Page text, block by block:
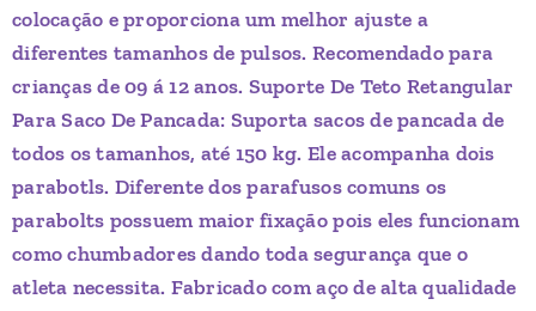
colocação e proporciona um melhor ajuste a
diferentes tamanhos de pulsos. Recomendado para
crianças de 09 á 12 anos. Suporte De Teto Retangular
Para Saco De Pancada: Suporta sacos de pancada de
todos os tamanhos, até 150 kg. Ele acompanha dois
parabotls. Diferente dos parafusos comuns os
parabolts possuem maior fixação pois eles funcionam
como chumbadores dando toda segurança que o
atleta necessita. Fabricado com aço de alta qualidade